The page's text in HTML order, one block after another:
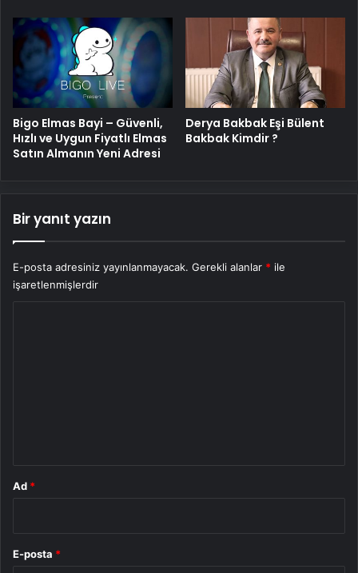
Bigo Elmas Bayi – Güvenli,
Hızlı ve Uygun Fiyatlı Elmas
Satın Almanın Yeni Adresi
Derya Bakbak Eşi Bülent
Bakbak Kimdir ?
Bir yanıt yazın
E-posta adresiniz yayınlanmayacak. Gerekli alanlar * ile
işaretlenmişlerdir
Ad *
E-posta *